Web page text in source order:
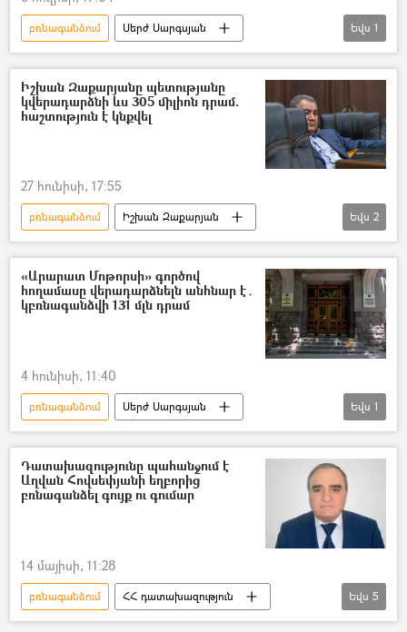
բռնագանձում
Սերժ Սարգսյան
ՀՀ գլխավոր դատախազություն
Եվս 1
Իշխան Զաքարյանը պետությանը
կվերադարձնի ևս 305 միլիոն դրամ.
հաշտություն է կնքվել
27 հունիսի, 17:55
բռնագանձում
Իշխան Զաքարյան
ՀՀ դատախազություն
Ապօրինի
Եվս 2
«Արարատ Մոթորսի» գործով
հողամասը վերադարձնելն անհնար է․
կբռնագանձվի 131 մլն դրամ
4 հունիսի, 11:40
բռնագանձում
Սերժ Սարգսյան
ՀՀ դատախազություն
Եվս 1
Դատախազությունը պահանջում է
Աղվան Հովսեփյանի եղբորից
բռնագանձել գույք ու գումար
14 մայիսի, 11:28
բռնագանձում
ՀՀ դատախազություն
ՀՀ գլխավոր դատախազություն
Եվս 5